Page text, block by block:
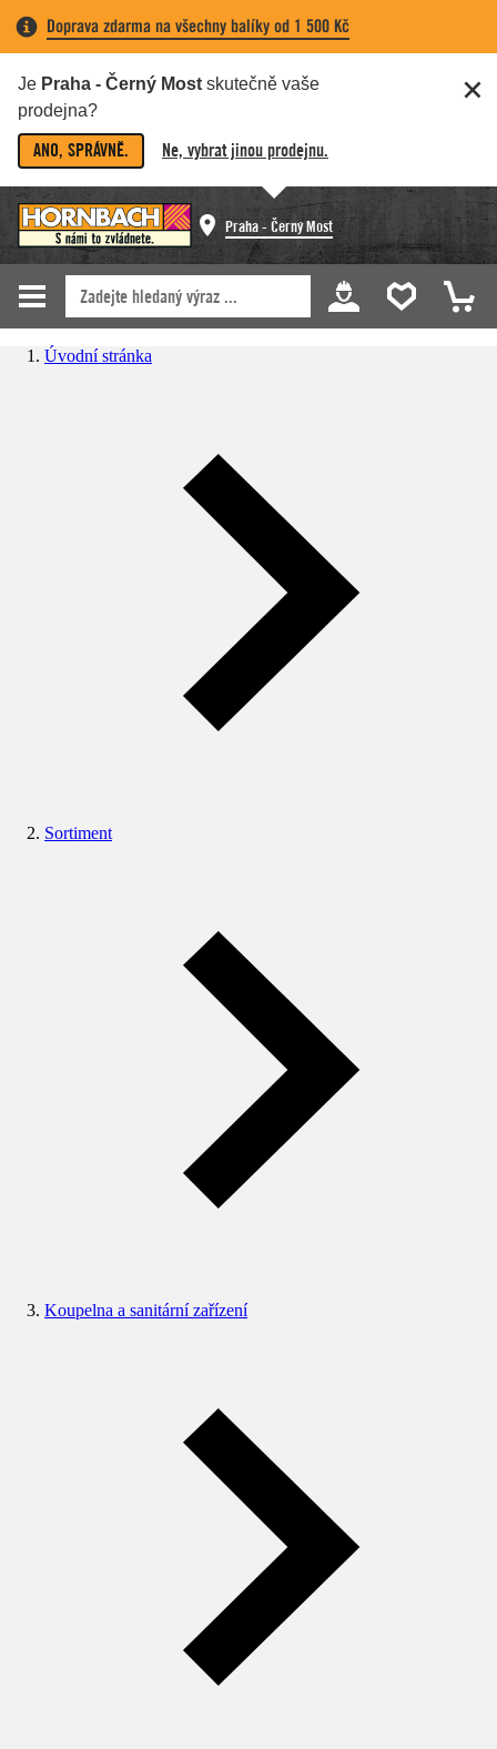
Doprava zdarma na všechny balíky od 1 500 Kč
Je Praha - Černý Most skutečně vaše
prodejna?
ANO, SPRÁVNĚ. Ne, vybrat jinou prodejnu.
Praha - Černý Most
Úvodní stránka
Sortiment
Koupelna a sanitární zařízení